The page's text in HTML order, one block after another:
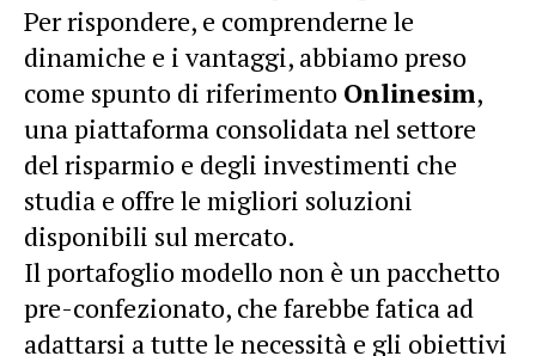
Per rispondere, e comprenderne le
dinamiche e i vantaggi, abbiamo preso
come spunto di riferimento Onlinesim,
una piattaforma consolidata nel settore
del risparmio e degli investimenti che
studia e offre le migliori soluzioni
disponibili sul mercato.
Il portafoglio modello non è un pacchetto
pre-confezionato, che farebbe fatica ad
adattarsi a tutte le necessità e gli obiettivi